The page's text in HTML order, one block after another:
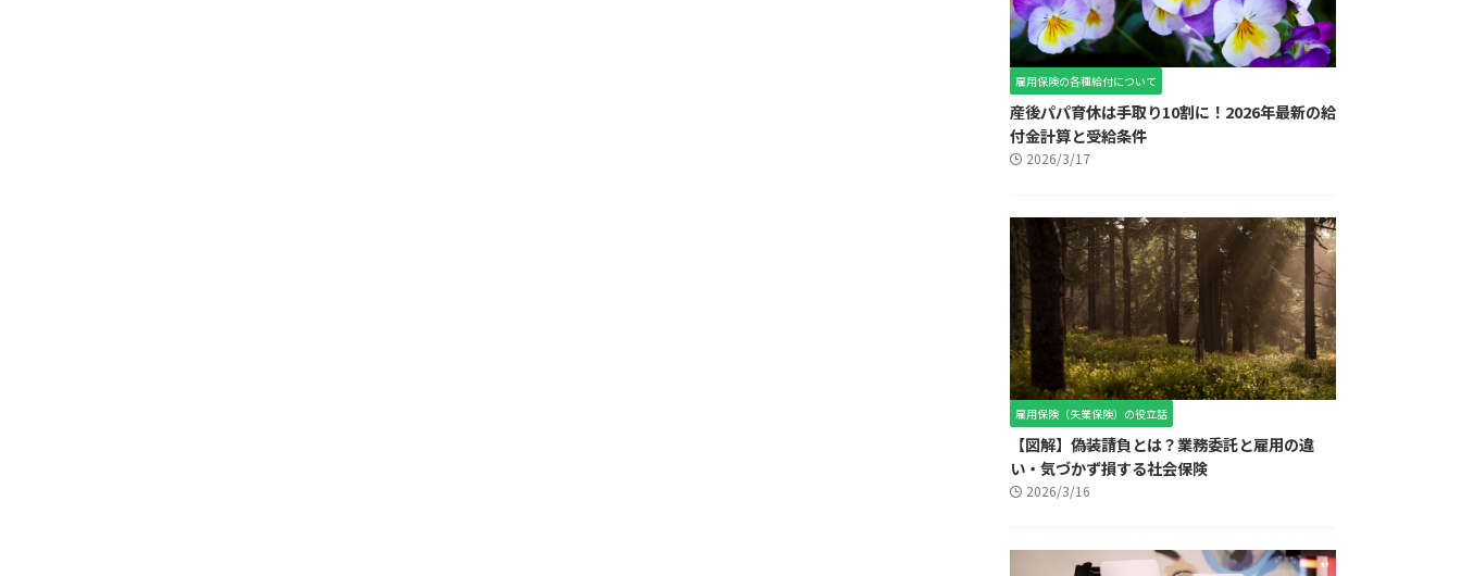
雇用保険の各種給付について
産後パパ育休は手取り10割に！2026年最新の給
付金計算と受給条件
2026/3/17
雇用保険（失業保険）の役立話
【図解】偽装請負とは？業務委託と雇用の違
い・気づかず損する社会保険
2026/3/16